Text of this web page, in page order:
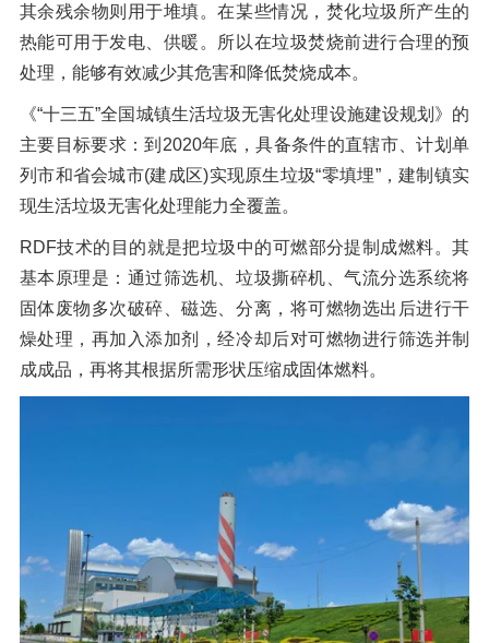
其余残余物则用于堆填。在某些情况，焚化垃圾所产生的
热能可用于发电、供暖。所以在垃圾焚烧前进行合理的预
处理，能够有效减少其危害和降低焚烧成本。
《“十三五”全国城镇生活垃圾无害化处理设施建设规划》的
主要目标要求：到2020年底，具备条件的直辖市、计划单
列市和省会城市(建成区)实现原生垃圾“零填埋”，建制镇实
现生活垃圾无害化处理能力全覆盖。
RDF技术的目的就是把垃圾中的可燃部分提制成燃料。其
基本原理是：通过筛选机、垃圾撕碎机、气流分选系统将
固体废物多次破碎、磁选、分离，将可燃物选出后进行干
燥处理，再加入添加剂，经冷却后对可燃物进行筛选并制
成成品，再将其根据所需形状压缩成固体燃料。